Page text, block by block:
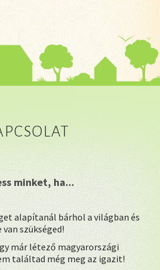
minket, ha...
alapítanál bárhol a világban és
szükséged!
már létező magyarországi
találtad még meg az igazit!